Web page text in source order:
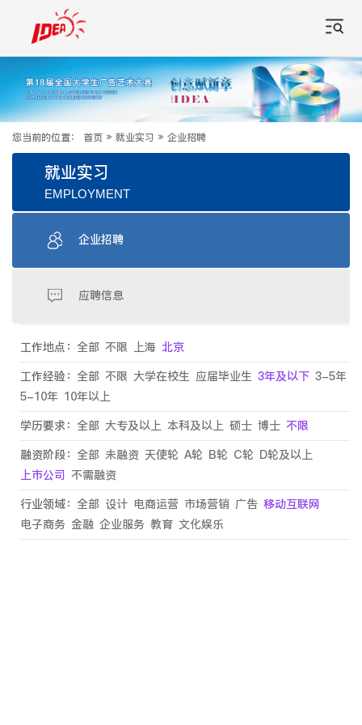
您当前的位置： 首页 » 就业实习 » 企业招聘
就业实习
EMPLOYMENT
企业招聘
应聘信息
工作地点： 全部 不限 上海 北京
工作经验： 全部 不限 大学在校生 应届毕业生 3年及以下 3-5年
5-10年 10年以上
学历要求： 全部 大专及以上 本科及以上 硕士 博士 不限
融资阶段： 全部 未融资 天使轮 A轮 B轮 C轮 D轮及以上
上市公司 不需融资
行业领域： 全部 设计 电商运营 市场营销 广告 移动互联网
电子商务 金融 企业服务 教育 文化娱乐